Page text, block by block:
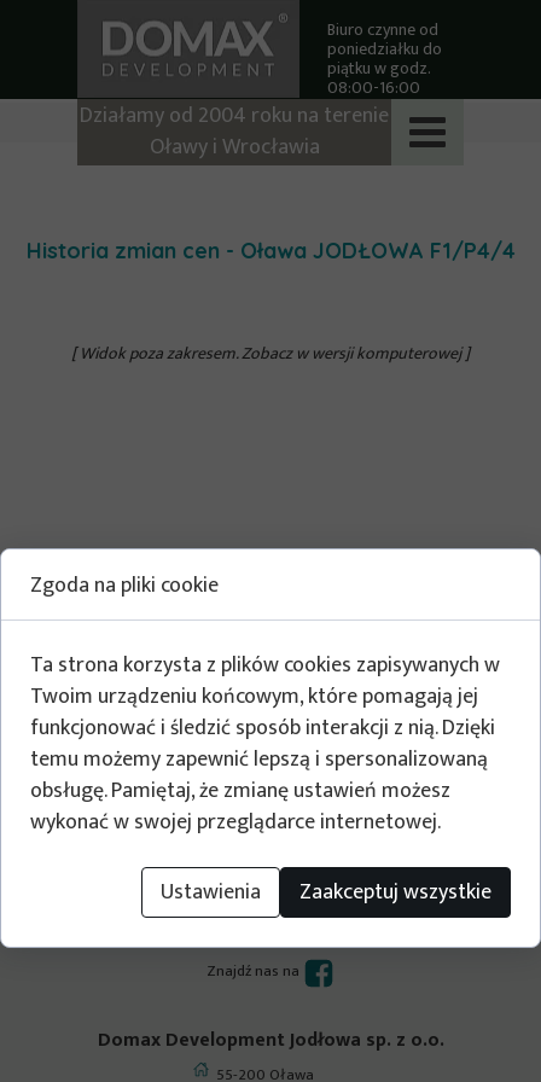
Biuro czynne od
poniedziałku do
piątku w godz.
08:00-16:00
Działamy od 2004 roku na terenie
Oławy i Wrocławia
Historia zmian cen - Oława JODŁOWA F1/P4/4
[ Widok poza zakresem. Zobacz w wersji komputerowej ]
Budujemy dla Ciebie
Znajdź nas na
Domax Development Jodłowa sp. z o.o.
55-200 Oława
Zgoda na pliki cookie
Ta strona korzysta z plików cookies zapisywanych w
Twoim urządzeniu końcowym, które pomagają jej
funkcjonować i śledzić sposób interakcji z nią. Dzięki
temu możemy zapewnić lepszą i spersonalizowaną
obsługę. Pamiętaj, że zmianę ustawień możesz
wykonać w swojej przeglądarce internetowej.
Ustawienia
Zaakceptuj wszystkie